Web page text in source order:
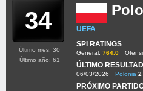
34
UEFA
SPI RATINGS
General: 764.0
ÚLTIMO
06/03/2026 Polonia 2
PRÓXIMO
Último mes: 30
Último año: 61